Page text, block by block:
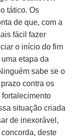
tático. Os
de que, com a
fácil fazer
o início do fim
uma etapa da
sabe se o
contra os
fortalecimento
situação criada
de inexorável,
deste